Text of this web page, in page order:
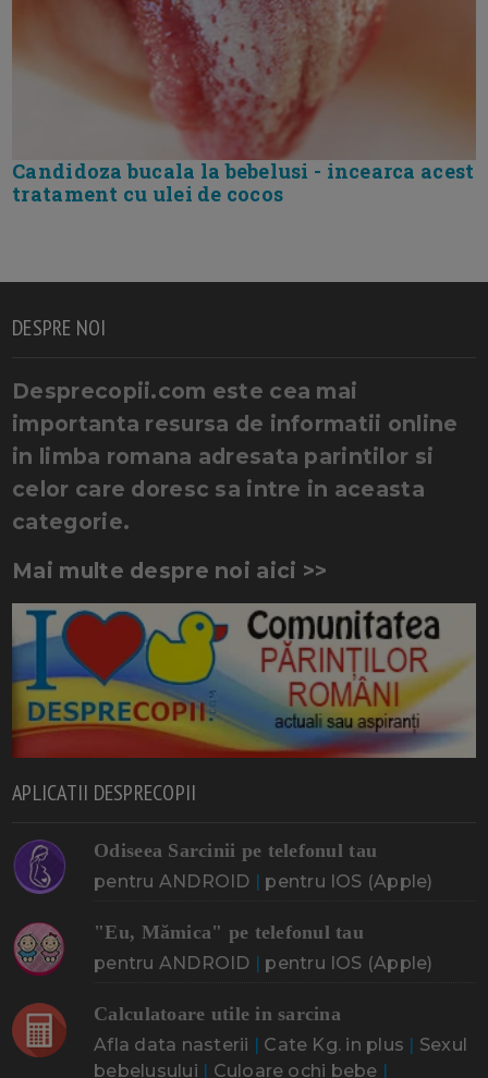
Candidoza bucala la bebelusi - incearca acest
tratament cu ulei de cocos
DESPRE NOI
Desprecopii.com este cea mai
importanta resursa de informatii online
in limba romana adresata parintilor si
celor care doresc sa intre in aceasta
categorie.
Mai multe despre noi aici >>
APLICATII DESPRECOPII
Odiseea Sarcinii pe telefonul tau
pentru ANDROID | pentru IOS (Apple)
"Eu, Mămica" pe telefonul tau
pentru ANDROID | pentru IOS (Apple)
Calculatoare utile in sarcina
Afla data nasterii | Cate Kg. in plus | Sexul
bebelusului | Culoare ochi bebe |